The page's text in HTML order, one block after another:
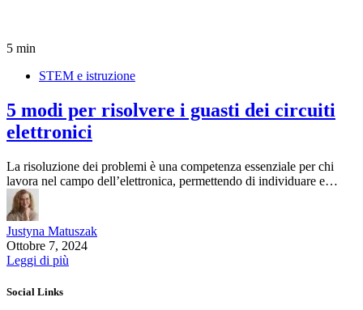
5 min
STEM e istruzione
5 modi per risolvere i guasti dei circuiti
elettronici
La risoluzione dei problemi è una competenza essenziale per chi
lavora nel campo dell’elettronica, permettendo di individuare e…
Justyna Matuszak
Ottobre 7, 2024
Leggi di più
Social Links